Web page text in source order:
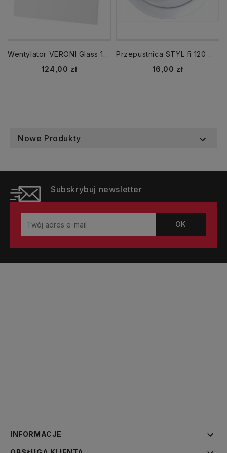
Wentylator VERONI Glass 120 WC TIMER biały
Cena
124,00 zł
Przepustnica STYL fi 120 mm zawór zwrotny
Cena
16,00 zł
Nowe Produkty 
Subskrybuj newsletter
INFORMACJE 